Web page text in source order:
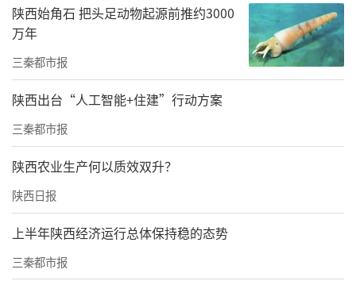
实基础、全面发力的关键时期，也是陕西在中
国式现代化建设中追赶超越、争做示范的关键
五年。
陕西强化目标导向、项目支撑，紧密衔接国家
规划指标体系，设置了5类21项主要指标，谋划
布局600多个重大项目，为规划落地提供了有效
牵引和有力支撑。
突出创新驱动、产业支撑，加快塑造竞争优
势。“十五五”时期，陕西将坚持以西安区域
科技创新中心建设为牵引，聚焦“国家所需、
陕西始角石 把头足动物起源前推约3000
万年
三秦都市报
陕西出台“人工智能+住建”行动方案
三秦都市报
陕西农业生产何以质效双升？
陕西日报
上半年陕西经济运行总体保持稳的态势
三秦都市报